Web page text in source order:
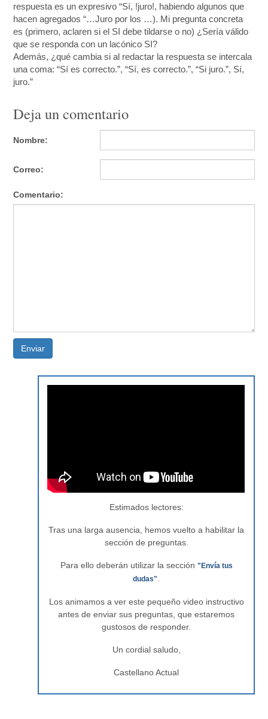
respuesta es un expresivo “Sí, !juro!, habiendo algunos que
hacen agregados “…Juro por los …). Mi pregunta concreta
es (primero, aclaren si el SI debe tildarse o no) ¿Sería válido
que se responda con un lacónico SI?
Además, ¿qué cambia si al redactar la respuesta se intercala
una coma: “Sí es correcto.”, “Sí, es correcto.”, “Si juro.”, Sí,
juro.”
Deja un comentario
Nombre:
Correo:
Comentario:
Enviar
Estimados lectores:
Tras una larga ausencia, hemos vuelto a habilitar la
sección de preguntas.
Para ello deberán utilizar la sección "Envía tus
dudas".
Los animamos a ver este pequeño video instructivo
antes de enviar sus preguntas, que estaremos
gustosos de responder.
Un cordial saludo,
Castellano Actual